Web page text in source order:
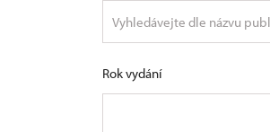
Rok vydání